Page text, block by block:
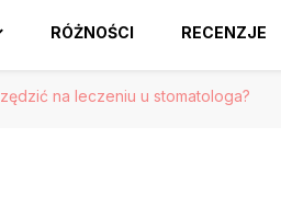
RÓŻNOŚCI RECENZJE
na leczeniu u stomatologa?